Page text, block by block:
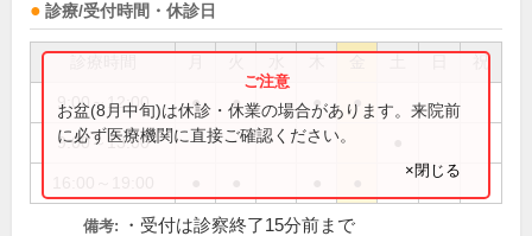
診療/受付時間・休診日
祝
9:00～12:00 ● ● ● ●
9:00～13:00
お盆(8月中旬)は休診・休業の場合があります。来院前
に必ず医療機関に直接ご確認ください。
×閉じる
備考:
・受付は診察終了15分前まで